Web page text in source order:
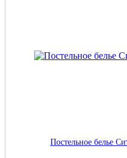
Постельное белье